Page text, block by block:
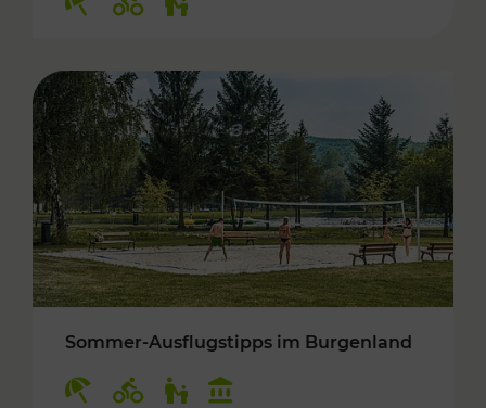
Sommer-Ausflugstipps im Burgenland